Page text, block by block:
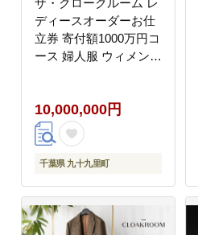
ディースオーダーお仕
立券 寄付額1000万円コ
ース 婦人服 ウィメンズ
立券 ギフト 贈り物 九
十九里町 千葉県
10,000,000円
千葉県 九十九里町